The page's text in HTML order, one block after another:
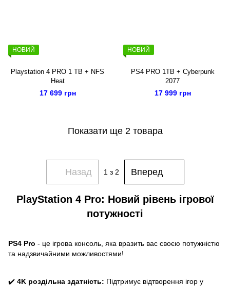
НОВИЙ
Playstation 4 PRO 1 TB + NFS
Heat
17 699 грн
НОВИЙ
PS4 PRO 1TB + Cyberpunk
2077
17 999 грн
Показати ще 2 товара
Назад 1 з 2 Вперед
PlayStation 4 Pro: Новий рівень ігрової
потужності
PS4 Pro - це ігрова консоль, яка вразить вас своєю потужністю
та надзвичайними можливостями!
✔️ 4K роздільна здатність: Підтримує відтворення ігор у